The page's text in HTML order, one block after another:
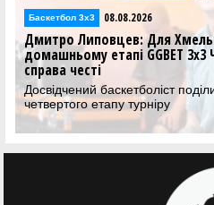
Баскетбол 3х3 08.08.2026
Липовцев: Для
етапі GGBET 3х3
честі
баскетболіст поділився
етапу турніру